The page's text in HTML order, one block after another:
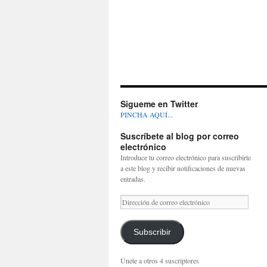
Sigueme en Twitter
PINCHA AQUÍ...
Suscríbete al blog por correo
electrónico
Introduce tu correo electrónico para suscribirte
a este blog y recibir notificaciones de nuevas
entradas.
Dirección
de
correo
electrónico
Subscribir
Únete a otros 4 suscriptores